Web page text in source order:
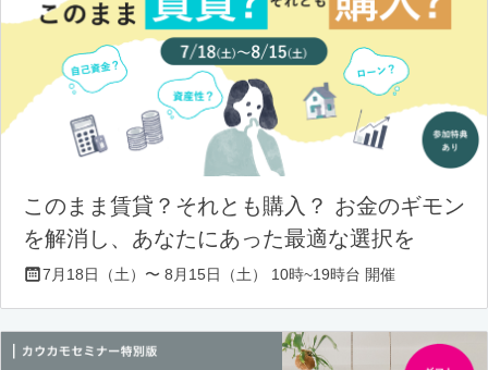
このまま賃貸？それとも購入？ お金のギモン
を解消し、あなたにあった最適な選択を
7月18日（土）〜 8月15日（土） 10時~19時台 開催